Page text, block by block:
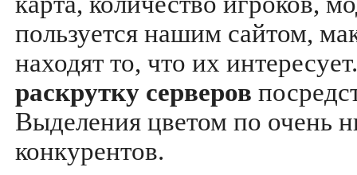
пользуется нашим сайтом,
находят то, что их
раскрутку серверов
Выделения цветом по очень
конкурентов.